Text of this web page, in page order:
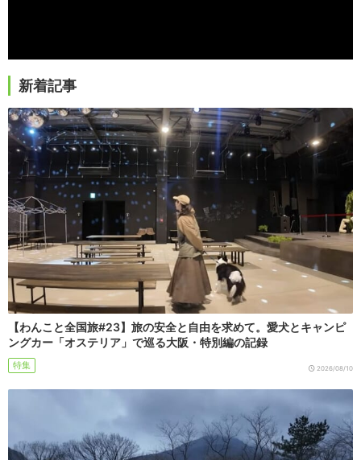
新着記事
【わんこと全国旅#23】旅の安全と自由を求めて。愛犬とキャンピ
ングカー「オステリア」で巡る大阪・特別編の記録
特集 2026/08/10